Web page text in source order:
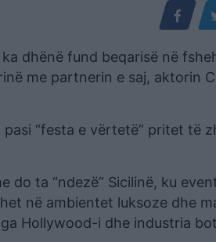
dhënë fund beqarisë në
me partnerin e saj, aktorin
“festa e vërtetë” pritet të
ta “ndezë” Sicilinë, ku
në ambientet luksoze dhe
Hollywood-i dhe industria